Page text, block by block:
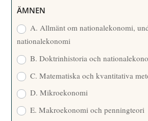
R
ÄMNEN
A. Allmänt om nationalekonomi,
nationalekonomi
B. Doktrinhistoria och
C. Matematiska och kvantitativa
D. Mikroekonomi
E. Makroekonomi och penningteori